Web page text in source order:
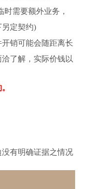
需要额外业务，
定契约)
销可能会随距离长
了解，实际价钱以
有明确证据之情况